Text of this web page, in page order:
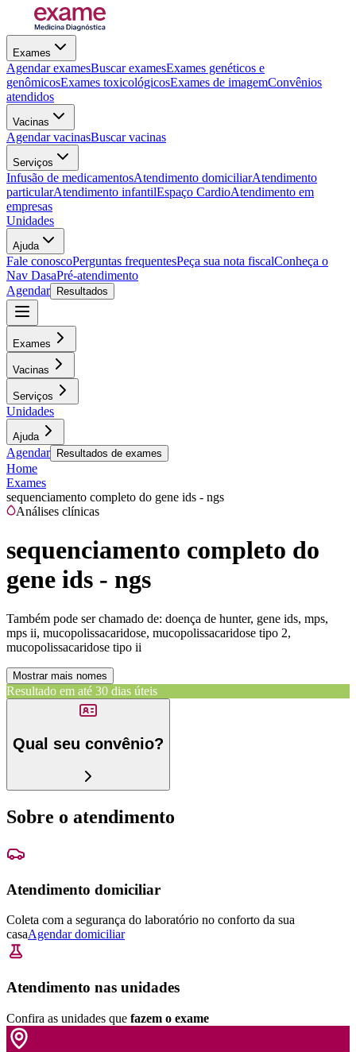
Exames
Agendar examesBuscar examesExames genéticos e
genômicosExames toxicológicosExames de imagemConvênios
atendidos
Vacinas
Agendar vacinasBuscar vacinas
Serviços
Infusão de medicamentosAtendimento domiciliarAtendimento
particularAtendimento infantilEspaço CardioAtendimento em
empresas
Unidades
Ajuda
Fale conoscoPerguntas frequentesPeça sua nota fiscalConheça o
Nav DasaPré-atendimento
Agendar
Resultados
Exames
Vacinas
Serviços
Unidades
Ajuda
Agendar Resultados de exames
Home
Exames
sequenciamento completo do gene ids - ngs
Análises clínicas
sequenciamento completo do
gene ids - ngs
Também pode ser chamado de: doença de hunter, gene ids, mps,
mps ii, mucopolissacaridose, mucopolissacaridose tipo 2,
mucopolissacaridose tipo ii
Mostrar mais nomes
Resultado em até 30 dias úteis
Qual seu convênio?
Sobre o atendimento
Atendimento domiciliar
Coleta com a segurança do laboratório no conforto da sua
casaAgendar domiciliar
Atendimento nas unidades
Confira as unidades que fazem o exame